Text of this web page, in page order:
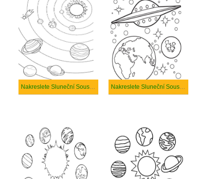
Nakreslete Sluneční Soustava pro děti Nakreslete Sluneční Soustava prostý u dětí